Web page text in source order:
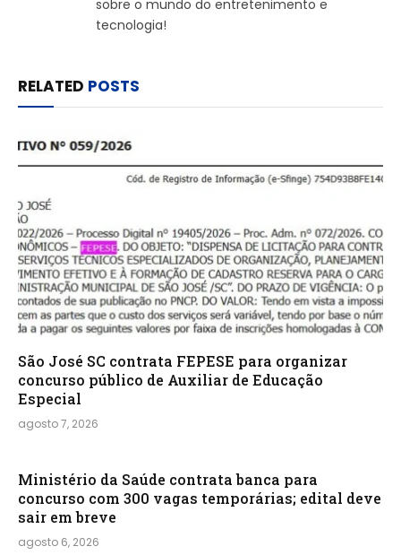
sobre o mundo do entretenimento e
tecnologia!
RELATED POSTS
São José SC contrata FEPESE para organizar
concurso público de Auxiliar de Educação
Especial
agosto 7, 2026
Ministério da Saúde contrata banca para
concurso com 300 vagas temporárias; edital deve
sair em breve
agosto 6, 2026